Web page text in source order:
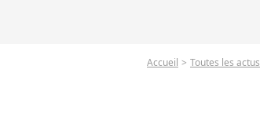
Accueil Toutes les actus